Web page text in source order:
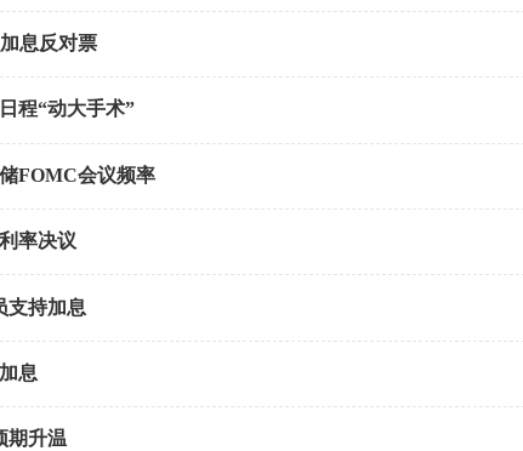
息反对票
程“动大手术”
FOMC会议频率
率决议
支持加息
息
期升温